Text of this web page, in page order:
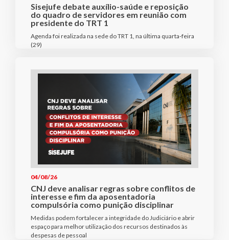
Sisejufe debate auxílio-saúde e reposição
do quadro de servidores em reunião com
presidente do TRT 1
Agenda foi realizada na sede do TRT 1, na última quarta-feira
(29)
04/08/26
CNJ deve analisar regras sobre conflitos de
interesse e fim da aposentadoria
compulsória como punição disciplinar
Medidas podem fortalecer a integridade do Judiciário e abrir
espaço para melhor utilização dos recursos destinados às
despesas de pessoal